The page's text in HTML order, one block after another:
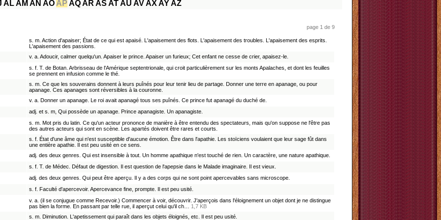
ALAM AN AO AP AQAR AS ATAU AVAX AYAZ
page 1 de 9
s. m. Action d'apaiser; État de ce qui est apaisé. L'apaisement des flots. L'apaisement des troubles. L'apaisement des esprits.
L'apaisement des passions.
v. a. Adoucir, calmer quelqu'un. Apaiser le prince. Apaiser un furieux; Cet enfant ne cesse de crier, apaisez-le.
s. f. T. de Botan. Arbrisseau de l'Amérique septentrionale, qui croit particulièrement sur les monts Apalaches, et dont les feuilles
se prennent en infusion comme le thé.
s. m. Ce que les souverains donnent à leurs puînés pour leur tenir lieu de partage. Donner une terre en apanage, ou pour
apanage. Ces apanages sont réversibles à la couronne.
v. a. Donner un apanage. Le roi avait apanagé tous ses puînés. Ce prince fut apanagé du duché de.
adj. et s. m, Qui possède un apanage. Prince apanagiste. Un apanagiste.
s. m. Mot pris du latin. Ce qu'un acteur prononce de manière à être entendu des spectateurs, mais qu'on suppose ne l'être pas
des autres acteurs qui sont en scène. Les apartés doivent être rares et courts.
s. f. État d'une âme qui n'est susceptible d'aucune émotion. Être dans l'apathie. Les stoïciens voulaient que leur sage fût dans
une entière apathie. Il est peu usité en ce sens.
adj. des deux genres. Qui est insensible à tout. Un homme apathique n'est touché de rien. Un caractère, une nature apathique.
s. f. T. de Médec. Défaut de digestion. Il est question de l'apepsie dans le Malade imaginaire. Il est vieux.
adj. des deux genres. Qui peut être aperçu. Il y a des corps qui ne sont point apercevables sans microscope.
s. f. Faculté d'apercevoir. Apercevance fine, prompte. Il est peu usité.
v. a. (il se conjugue comme Recevoir.) Commencer à voir, découvrir. J'aperçois dans l'éloignement un objet dont je ne distingue
pas bien la forme. En passant par telle rue, il aperçut celui qu'il ch… 1,7 KB
s. m. Diminution. L'apetissement qui paraît dans les objets éloignés, etc. Il est peu usité.